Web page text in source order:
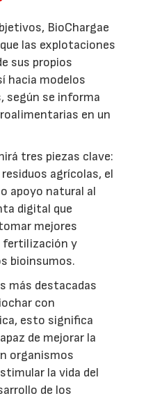
BioChargae
las explotaciones
sus propios
hacia modelos
según se informa
en un
tres piezas clave:
agrícolas, el
apoyo natural al
digital que
mejores
fertilización y
bioinsumos.
más destacadas
con
esto significa
de mejorar la
organismos
la vida del
de los